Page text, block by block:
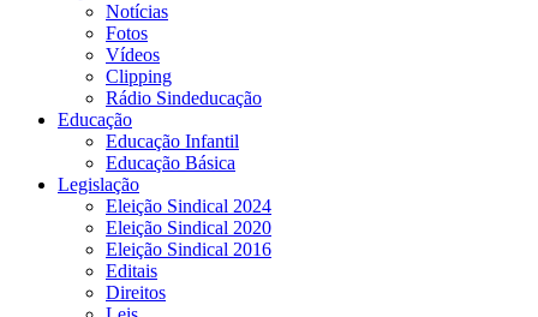
Notícias
Fotos
Vídeos
Clipping
Rádio Sindeducação
Educação
Educação Infantil
Educação Básica
Legislação
Eleição Sindical 2024
Eleição Sindical 2020
Eleição Sindical 2016
Editais
Direitos